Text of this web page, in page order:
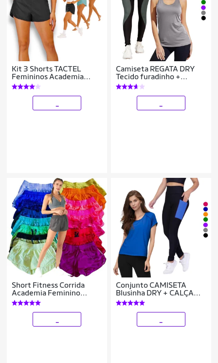
Kit 3 Shorts TACTEL
Femininos Academia
Corrida Praia Yoga
Bermuda 662
Camiseta REGATA DRY
Tecido furadinho +
CALÇA leg LEGGING
REDINHA Conjunto
Fitness Feminino 631
Short Fitness Corrida
Academia Feminino
Bermuda Praia 49
Conjunto CAMISETA
Blusinha DRY + CALÇA
LEGGING BOLSOS
Femininos Academia
Fitness Furadinho 628